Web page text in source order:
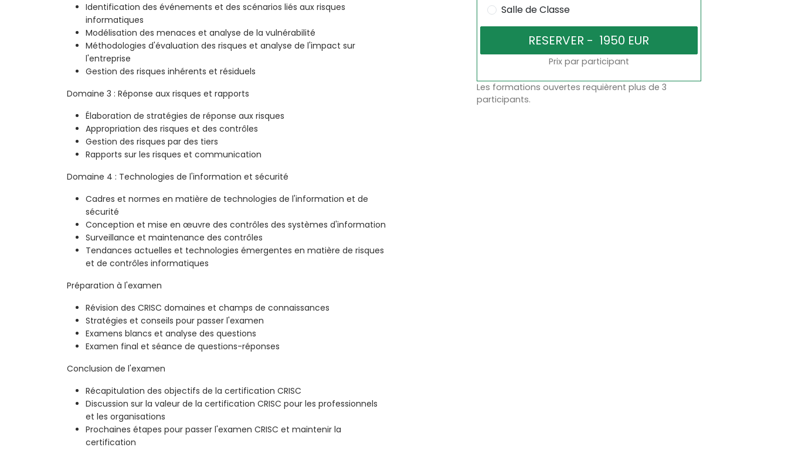
Identification des événements et des scénarios liés aux risques
informatiques
Modélisation des menaces et analyse de la vulnérabilité
Méthodologies d'évaluation des risques et analyse de l'impact sur
l'entreprise
Gestion des risques inhérents et résiduels
Domaine 3 : Réponse aux risques et rapports
Élaboration de stratégies de réponse aux risques
Appropriation des risques et des contrôles
Gestion des risques par des tiers
Rapports sur les risques et communication
Domaine 4 : Technologies de l'information et sécurité
Cadres et normes en matière de technologies de l'information et de
sécurité
Conception et mise en œuvre des contrôles des systèmes d'information
Surveillance et maintenance des contrôles
Tendances actuelles et technologies émergentes en matière de risques
et de contrôles informatiques
Préparation à l'examen
Révision des CRISC domaines et champs de connaissances
Stratégies et conseils pour passer l'examen
Examens blancs et analyse des questions
Examen final et séance de questions-réponses
Conclusion de l'examen
Récapitulation des objectifs de la certification CRISC
Discussion sur la valeur de la certification CRISC pour les professionnels
et les organisations
Prochaines étapes pour passer l'examen CRISC et maintenir la
certification
Salle de Classe
Prix par participant
Les formations ouvertes requièrent plus de 3
participants.